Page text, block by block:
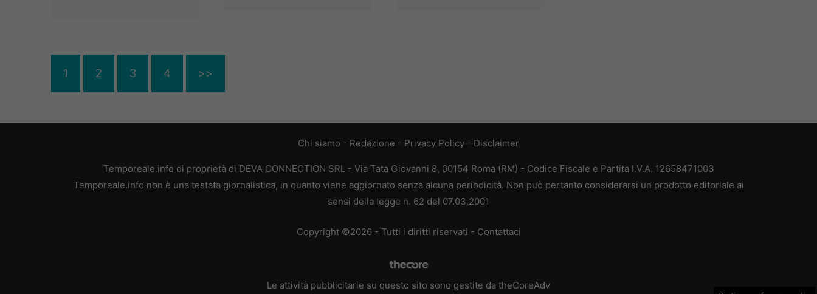
1 2 3 4 >>
Chi siamo - Redazione - Privacy Policy - Disclaimer
Temporeale.info di proprietà di DEVA CONNECTION SRL - Via Tata Giovanni 8, 00154 Roma (RM) - Codice Fiscale e Partita I.V.A. 12658471003
Temporeale.info non è una testata giornalistica, in quanto viene aggiornato senza alcuna periodicità. Non può pertanto considerarsi un prodotto editoriale ai
sensi della legge n. 62 del 07.03.2001
Copyright ©2026 - Tutti i diritti riservati - Contattaci
Le attività pubblicitarie su questo sito sono gestite da theCoreAdv